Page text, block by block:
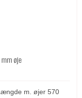
øje
m. øjer 570